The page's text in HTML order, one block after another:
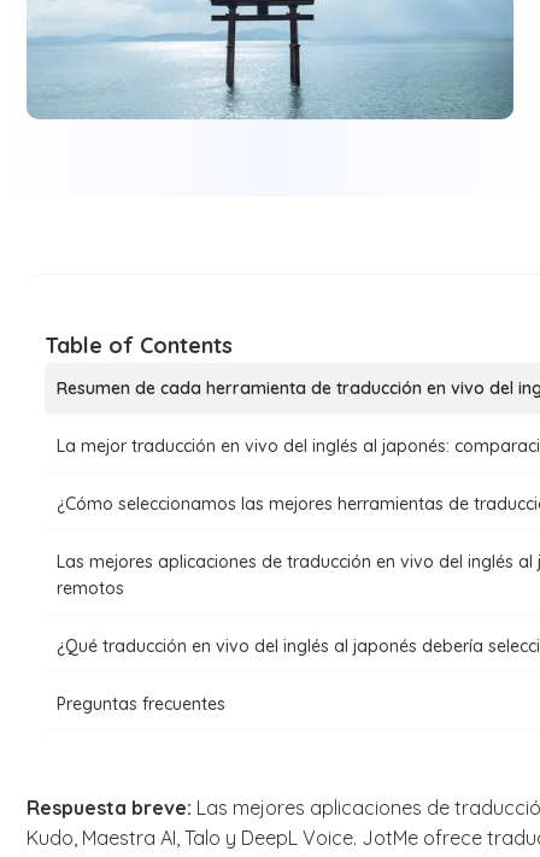
Table of Contents
Resumen de cada herramienta de traducción en vivo del
La mejor traducción en vivo del inglés al japonés:
¿Cómo seleccionamos las mejores herramientas de
Las mejores aplicaciones de traducción en vivo del inglés
remotos
¿Qué traducción en vivo del inglés al japonés debería
Preguntas frecuentes
Respuesta breve: Las mejores aplicaciones de
Kudo, Maestra AI, Talo y DeepL Voice. JotMe ofrece